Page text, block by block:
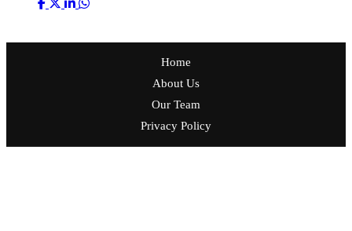
Home
About Us
Our Team
Privacy Policy